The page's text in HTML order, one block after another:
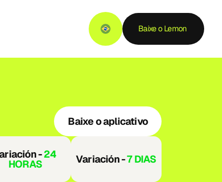
Baixe o Lemon
BRA
Baixe o aplicativo
- 24
HORAS Variación - 7 DIAS